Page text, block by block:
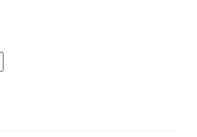
Trié